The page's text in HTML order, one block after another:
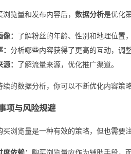
览量和发布内容后， 数据分析是优化
： 了解粉丝的年龄、性别和地理位置
分析哪些内容获得了更高的互动，调
： 了解流量来源，优化推广渠道。
续的数据分析，你可以不断优化内容策
项与风险规避
买浏览量是一种有效的策略，但也需要
依赖： 购买浏览量应作为辅助手段，